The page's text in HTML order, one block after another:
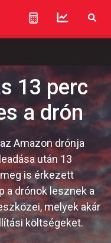
13 perc
a drón
Amazon drónja
után 13
is érkezett
a drónok lesznek a
melyek akár
költségeket.